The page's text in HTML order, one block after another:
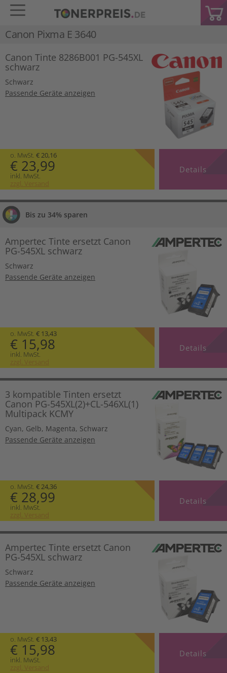
Canon Pixma E 3640
Canon Tinte 8286B001 PG-545XL
schwarz
Schwarz
Passende Geräte anzeigen
o. MwSt. € 20,16
€ 23,99
inkl. MwSt.
zzgl. Versand
Details
Bis zu 34% sparen
Ampertec Tinte ersetzt Canon
PG-545XL schwarz
Schwarz
Passende Geräte anzeigen
o. MwSt. € 13,43
€ 15,98
inkl. MwSt.
zzgl. Versand
Details
3 kompatible Tinten ersetzt
Canon PG-545XL(2)+CL-546XL(1)
Multipack KCMY
Cyan, Gelb, Magenta, Schwarz
Passende Geräte anzeigen
o. MwSt. € 24,36
€ 28,99
inkl. MwSt.
zzgl. Versand
Details
Ampertec Tinte ersetzt Canon
PG-545XL schwarz
Schwarz
Passende Geräte anzeigen
o. MwSt. € 13,43
€ 15,98
inkl. MwSt.
zzgl. Versand
Details